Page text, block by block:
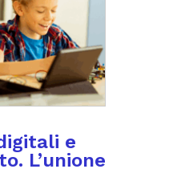
e
L’unione